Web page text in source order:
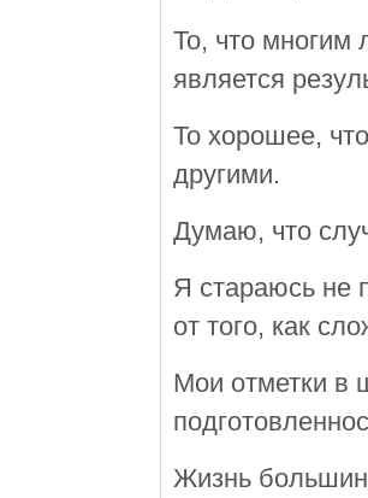
То, что многим
является
То хорошее,
другими.
Думаю, что
Я стараюсь не
от того, как
Мои отметки в
Жизнь